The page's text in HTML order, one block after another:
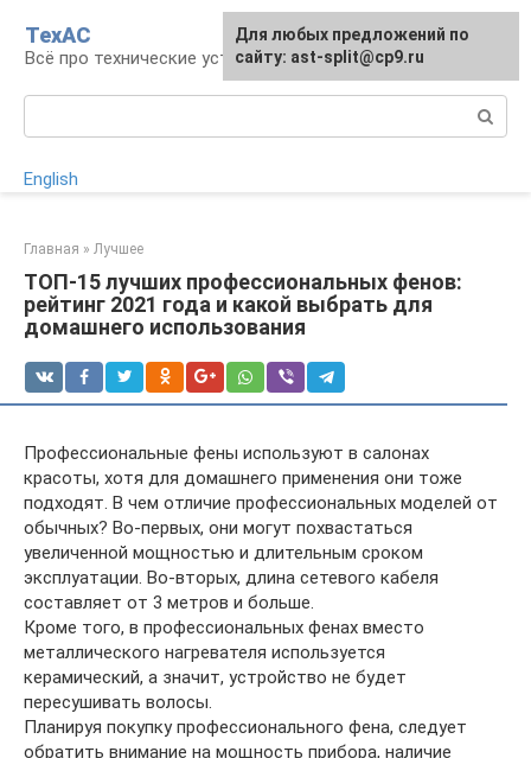
контенту
ТехАС
Всё про технические устройства
English
Главная » Лучшее
ТОП-15 лучших профессиональных фенов:
рейтинг 2021 года и какой выбрать для
домашнего использования
Профессиональные фены используют в салонах
красоты, хотя для домашнего применения они тоже
подходят. В чем отличие профессиональных моделей от
обычных? Во-первых, они могут похвастаться
увеличенной мощностью и длительным сроком
эксплуатации. Во-вторых, длина сетевого кабеля
составляет от 3 метров и больше.
Кроме того, в профессиональных фенах вместо
металлического нагревателя используется
керамический, а значит, устройство не будет
пересушивать волосы.
Планируя покупку профессионального фена, следует
обратить внимание на мощность прибора, наличие
Для любых предложений по
сайту: ast-split@cp9.ru